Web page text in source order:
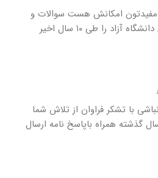
مفیدتون امکانش هست سوالات و
پاسخنامه مدیریت دولتی دانشگاه آزاد را طی ۱۰ سال اخیر
با تشکر فراوان از تلاش شما
دکترا مدیریت ۱۰ سال گذشته همراه باپاسخ نامه ارسال